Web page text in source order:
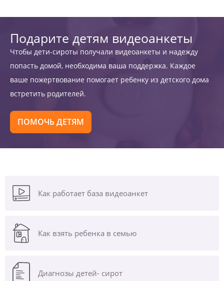
Подарите детям видеоанкеты
Чтобы дети-сироты получали видеоанкеты и надежду
попасть домой, необходима ваша поддержка. Каждое
ваше пожертвование помогает ребенку из детского дома
встретить родителей.
ПОМОЧЬ ДЕТЯМ
Как работает база видеоанкет
Как взять ребенка в семью
Диагнозы детей- сирот